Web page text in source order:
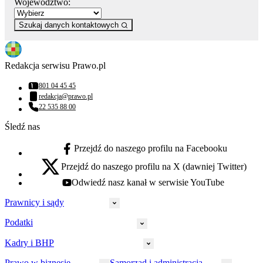
Szukaj danych kontaktowych
Redakcja serwisu Prawo.pl
Numer telefonu:
801 04 45 45
Adres email:
redakcja@prawo.pl
Numer telefonu:
22 535 88 00
Śledź nas
facebook - otwiera się w nowej karcie
Przejdź do naszego profilu na Facebooku
x - otwiera się w nowej karcie
Przejdź do naszego profilu na X (dawniej Twitter)
youtube - otwiera się w nowej karcie
Odwiedź nasz kanał w serwisie YouTube
Prawnicy i sądy
Prawnicy
Podatki
Kadry i BHP